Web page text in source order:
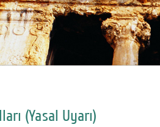
(Yasal Uyarı)